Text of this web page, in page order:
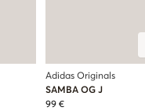
Adidas Originals
SAMBA OG J
99 €